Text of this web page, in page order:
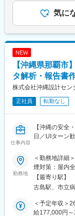
で高品質なサ
■具体的な業務
※中小工事の管
勤業務が中心
割）
■働き方
ます。理事会
すが、その際
■キャリアプラ
採用された方
躍頂きたいと
ん。
■評価につい
額、行動目標
手当（月平均
場合は更なる
合的に考慮の
金額であり、
は固定手当を
気に
NEW
【沖縄県那覇市
タ解析・報告書
株式会社沖縄設計セン
正社員 転勤なし
仕事内容
【沖縄の安全
日／UIターン
■業務概要
当社は、沖縄
域の安全確保
引先は官公庁
設物の有無を
実施します。
な暮らしを支
勤務地
＜勤務地詳細
煙対策：屋内
【最寄り駅】
古島駅、市立
＜予定年収＞
給177,000円